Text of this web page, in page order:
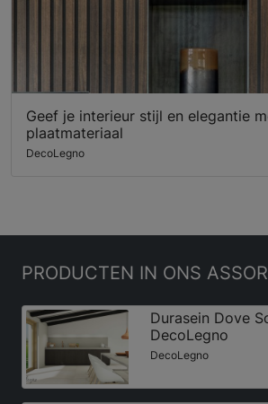
Geef je interieur stijl en elegantie
plaatmateriaal
DecoLegno
PRODUCTEN IN ONS
Durasein Dove
DecoLegno
DecoLegno